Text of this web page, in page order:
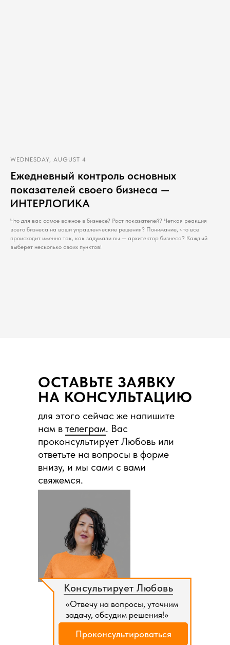
WEDNESDAY, AUGUST 4
Ежедневный контроль основных
показателей своего бизнеса —
ИНТЕРЛОГИКА
Что для вас самое важное в бизнесе? Рост показателей? Четкая реакция
всего бизнеса на ваши управленческие решения? Понимание, что все
происходит именно так, как задумали вы — архитектор бизнеса? Каждый
выберет несколько своих пунктов!
«Отвечу на вопросы, уточним
задачу, обсудим решения!»
Консультирует Любовь
Проконсультироваться
для этого сейчас же напишите
нам в телеграм. Вас
проконсультирует Любовь или
ответьте на вопросы в форме
внизу, и мы сами с вами
свяжемся.
ОСТАВЬТЕ ЗАЯВКУ
НА КОНСУЛЬТАЦИЮ